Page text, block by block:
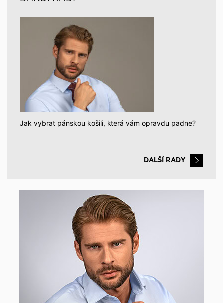
Jak vybrat pánskou košili, která vám opravdu padne?
DALŠÍ RADY